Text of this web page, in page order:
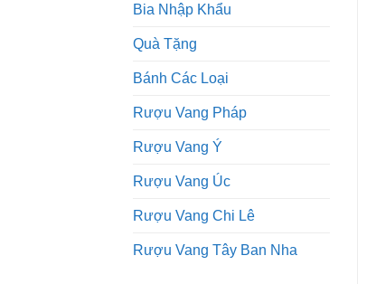
Bia Nhập Khẩu
Quà Tặng
Bánh Các Loại
Rượu Vang Pháp
Rượu Vang Ý
Rượu Vang Úc
Rượu Vang Chi Lê
Rượu Vang Tây Ban Nha